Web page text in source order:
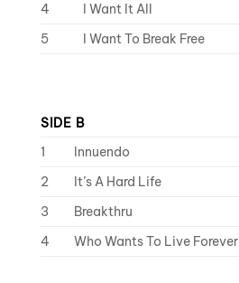
4
I Want It All
5
I Want To Break Free
SIDE B
1
Innuendo
2
It’s A Hard Life
3
Breakthru
4
Who Wants To Live Forever